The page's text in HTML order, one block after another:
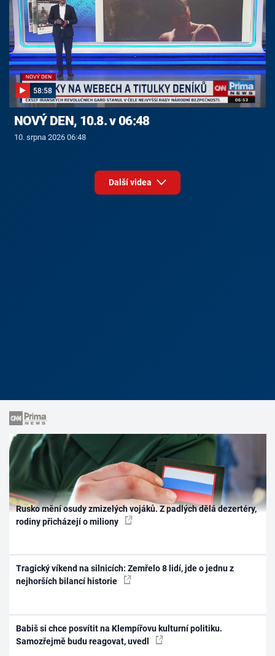
58:58
NOVÝ DEN, 10.8. v 06:48
10. srpna 2026 06:48
Další videa
Rusko mění osudy zmizelých vojáků. Z padlých dělá dezertéry,
rodiny přicházejí o miliony
Tragický víkend na silnicích: Zemřelo 8 lidí, jde o jednu z
nejhorších bilancí historie
Babiš si chce posvítit na Klempířovu kulturní politiku.
Samozřejmě budu reagovat, uvedl